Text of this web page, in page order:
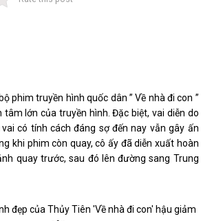
phim truyền hình quốc dân ” Về nhà đi con ”
lớn của truyền hình. Đặc biệt, vai diễn do
có tính cách đáng sợ đến nay vẫn gây ấn
khi phim còn quay, cô ấy đã diễn xuất hoàn
quay trước, sau đó lên đường sang Trung